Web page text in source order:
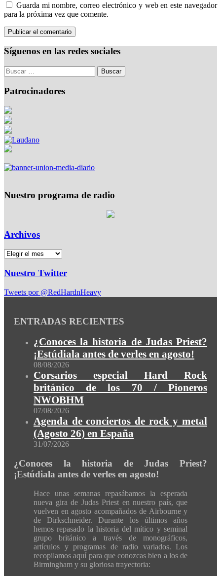
Guarda mi nombre, correo electrónico y web en este navegador
para la próxima vez que comente.
Síguenos en las redes sociales
Patrocinadores
Nuestro programa de radio
Archivos
Nuestro Twitter
Tweets por @RedHardnHeavy
ENTRADAS RECIENTES
¿Conoces la historia de Judas Priest?
¡Estúdiala antes de verles en agosto!
08/08/2026
Corsarios especial Hard Rock
británico de los 70 / Pioneros
NWOBHM
07/08/2026
Agenda de conciertos de rock y metal
(Agosto 26) en España
31/07/2026
¿Conoces la historia de Judas Priest?
¡Estúdiala antes de verles en agosto!
Hace unas semanas repasábamos la esperada
nueva gira de Judas Priest en nuestro país, que
vuelven en agosto acompañados de Airbourne y
de Dirkschneider. Durante los últimos años
hemos repasado la historia del mítico y seminal
grupo británico a través de monográficos,
artículos y programas de radio variados. Los
recopilamos aquí para que conozcas bien a los de
Birmingham y su gloriosa trayectoria: